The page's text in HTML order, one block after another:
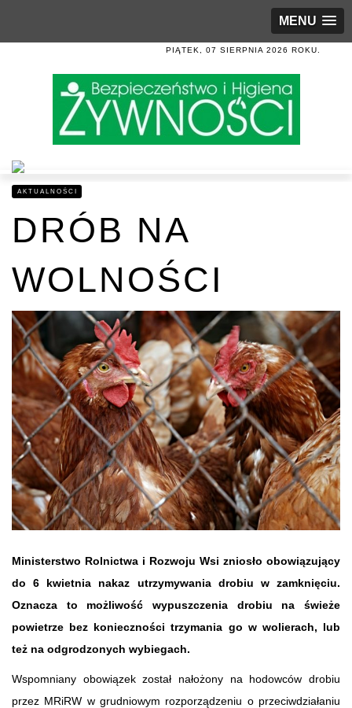
MENU
PIĄTEK, 07 SIERPNIA 2026 ROKU.
AKTUALNOŚCI
DRÓB NA
WOLNOŚCI
Ministerstwo Rolnictwa i Rozwoju Wsi zniosło obowiązujący
do 6 kwietnia nakaz utrzymywania drobiu w zamknięciu.
Oznacza to możliwość wypuszczenia drobiu na świeże
powietrze bez konieczności trzymania go w wolierach, lub
też na odgrodzonych wybiegach.
Wspomniany obowiązek został nałożony na hodowców drobiu
przez MRiRW w grudniowym rozporządzeniu o przeciwdziałaniu